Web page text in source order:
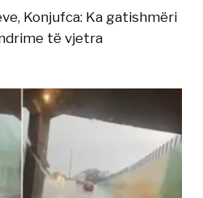
Konjufca: Ka gatishmëri
të vjetra